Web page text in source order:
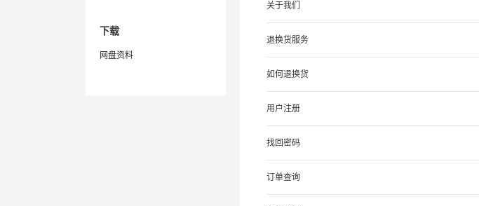
下载
网盘资料
关于我们
退换货服务
如何退换货
用户注册
找回密码
订单查询